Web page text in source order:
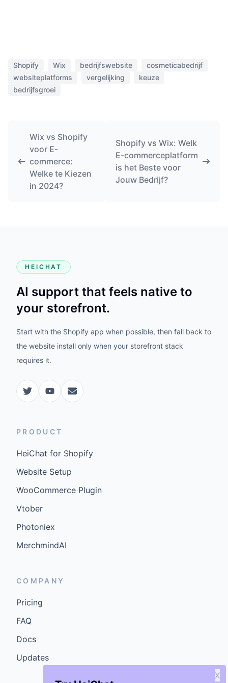
X
Shopify Wix bedrijfswebsite
cosmeticabedrijf
websiteplatforms
vergelijking
keuze
bedrijfsgroei
Wix vs Shopify
voor E-
commerce:
Welke te Kiezen
in 2024?
Shopify vs Wix: Welk
E-commerceplatform
is het Beste voor
Jouw Bedrijf?
HEICHAT
AI support that feels native to
your storefront.
Start with the Shopify app when possible, then fall back to
the website install only when your storefront stack
requires it.
PRODUCT
HeiChat for Shopify
Website Setup
WooCommerce Plugin
Vtober
Photoniex
MerchmindAI
COMPANY
Pricing
FAQ
Docs
Updates